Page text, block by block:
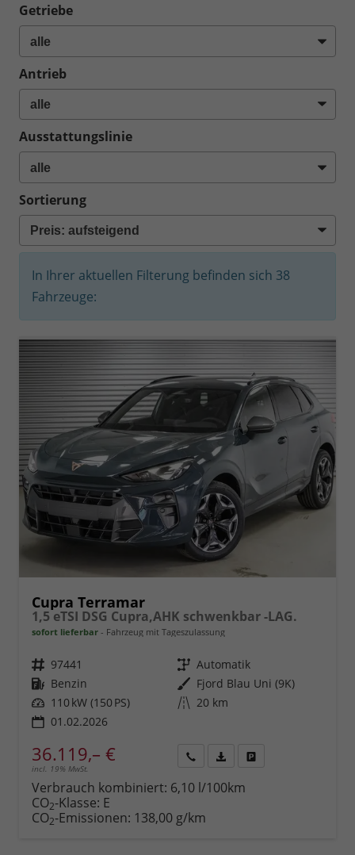
Getriebe
Antrieb
Ausstattungslinie
Sortierung
In Ihrer aktuellen Filterung befinden sich 38
Fahrzeuge:
Cupra Terramar
1,5 eTSI DSG Cupra,AHK schwenkbar -LAG.
sofort lieferbar Fahrzeug mit Tageszulassung
Fahrzeugnr. 97441 Getriebe Automatik
Kraftstoff Benzin Außenfarbe Fjord Blau Uni (9K)
Leistung 110 kW (150 PS) Kilometerstand 20 km
01.02.2026
36.119,– €
incl. 19% MwSt.
anfordern
Datei,
Verbrauch kombiniert: 6,10 l/100km
CO2-Klasse: E
CO2-Emissionen: 138,00 g/km